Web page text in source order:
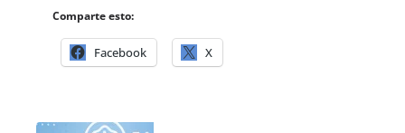
Comparte esto:
Facebook X